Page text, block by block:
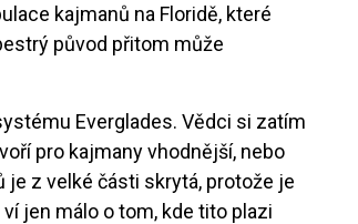
kajmanů na Floridě, které
původ přitom může
Everglades. Vědci si zatím
pro kajmany vhodnější, nebo
je z velké části skrytá, protože je
jen málo o tom, kde tito plazi